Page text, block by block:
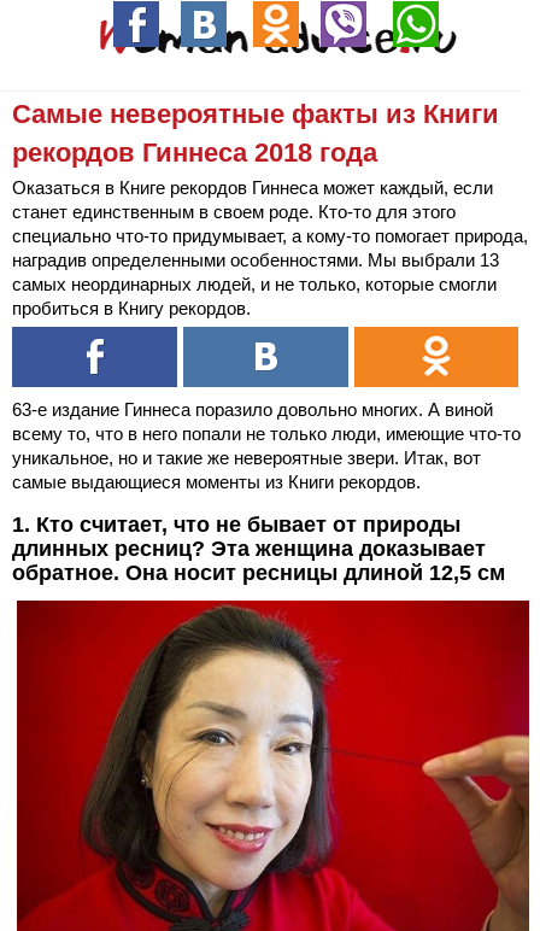
Самые невероятные факты из Книги
рекордов Гиннеса 2018 года
Оказаться в Книге рекордов Гиннеса может каждый, если
станет единственным в своем роде. Кто-то для этого
специально что-то придумывает, а кому-то помогает природа,
наградив определенными особенностями. Мы выбрали 13
самых неординарных людей, и не только, которые смогли
пробиться в Книгу рекордов.
63-е издание Гиннеса поразило довольно многих. А виной
всему то, что в него попали не только люди, имеющие что-то
уникальное, но и такие же невероятные звери. Итак, вот
самые выдающиеся моменты из Книги рекордов.
1. Кто считает, что не бывает от природы
длинных ресниц? Эта женщина доказывает
обратное. Она носит ресницы длиной 12,5 см